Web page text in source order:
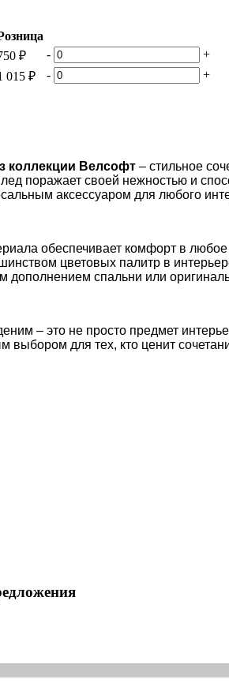
₽ -
+
015 ₽ -
+
коллекции Велсофт – стильное
поражает своей нежностью и
аксессуаром для любого
обеспечивает комфорт в
цветовых палитр в
дополнением спальни или
– это не просто предмет
выбором для тех, кто ценит